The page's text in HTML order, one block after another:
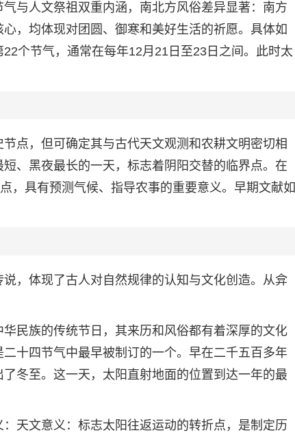
与人文祭祖双重内涵，南北方风俗差异显著：南方
，均体现对团圆、御寒和美好生活的祈愿。具体如
个节气，通常在每年12月21日至23日之间。此时太
点，但可确定其与古代天文观测和农耕文明密切相
、黑夜最长的一天，标志着阴阳交替的临界点。在
，具有预测气候、指导农事的重要意义。早期文献如
，体现了古人对自然规律的认知与文化创造。从弇
民族的传统节日，其来历和风俗都有着深厚的文化
十四节气中最早被制订的一个。早在二千五百多年
冬至。这一天，太阳直射地面的位置到达一年的最
天文意义：标志太阳往返运动的转折点，是制定历